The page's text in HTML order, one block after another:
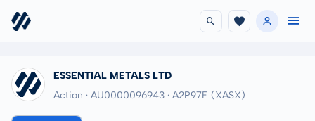
ESSENTIAL METALS LTD
Action · AU0000096943 · A2P97E (XASX)